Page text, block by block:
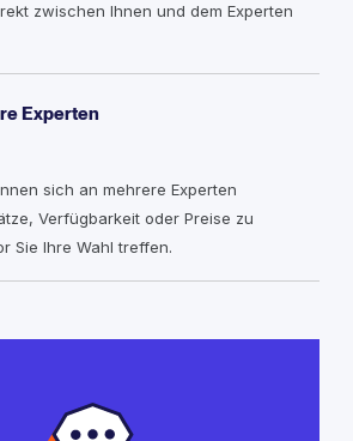
zwischen Ihnen und dem Experten
Experten
sich an mehrere Experten
Verfügbarkeit oder Preise zu
Sie Ihre Wahl treffen.